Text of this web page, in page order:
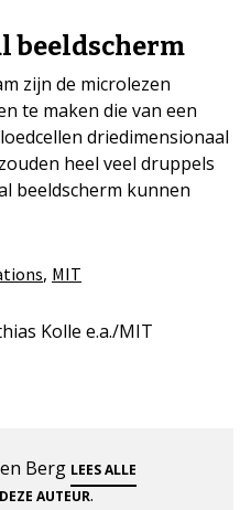
beeldscherm
zijn de microlezen
te maken die van een
driedimensionaal
heel veel druppels
beeldscherm kunnen
, MIT
Kolle e.a./MIT
Berg LEES ALLE
AUTEUR.